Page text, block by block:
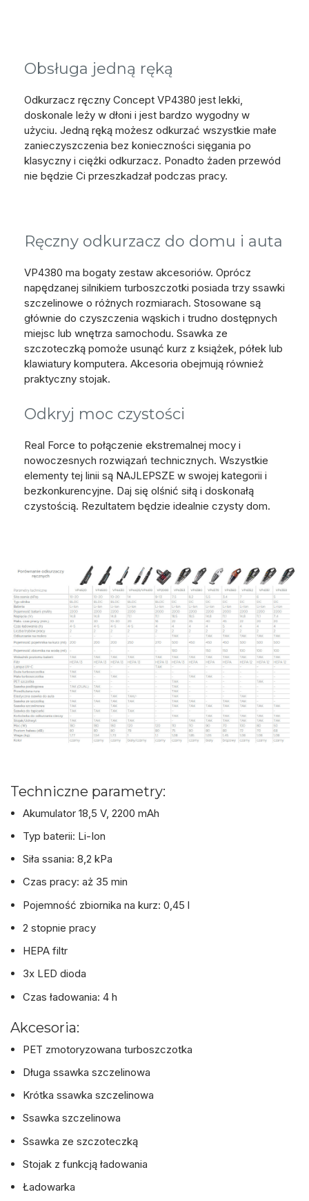
Obsługa jedną ręką
Odkurzacz ręczny Concept VP4380 jest lekki,
doskonale leży w dłoni i jest bardzo wygodny w
użyciu. Jedną ręką możesz odkurzać wszystkie małe
zanieczyszczenia bez konieczności sięgania po
klasyczny i ciężki odkurzacz. Ponadto żaden przewód
nie będzie Ci przeszkadzał podczas pracy.
Ręczny odkurzacz do domu i auta
VP4380 ma bogaty zestaw akcesoriów. Oprócz
napędzanej silnikiem turboszczotki posiada trzy ssawki
szczelinowe o różnych rozmiarach. Stosowane są
głównie do czyszczenia wąskich i trudno dostępnych
miejsc lub wnętrza samochodu. Ssawka ze
szczoteczką pomoże usunąć kurz z książek, półek lub
klawiatury komputera. Akcesoria obejmują również
praktyczny stojak.
Odkryj moc czystości
Real Force to połączenie ekstremalnej mocy i
nowoczesnych rozwiązań technicznych. Wszystkie
elementy tej linii są NAJLEPSZE w swojej kategorii i
bezkonkurencyjne. Daj się olśnić siłą i doskonałą
czystością. Rezultatem będzie idealnie czysty dom.
Techniczne parametry:
Akumulator 18,5 V, 2200 mAh
Typ baterii: Li-Ion
Siła ssania: 8,2 kPa
Czas pracy: aż 35 min
Pojemność zbiornika na kurz: 0,45 l
2 stopnie pracy
HEPA filtr
3x LED dioda
Czas ładowania: 4 h
Akcesoria:
PET zmotoryzowana turboszczotka
Długa ssawka szczelinowa
Krótka ssawka szczelinowa
Ssawka szczelinowa
Ssawka ze szczoteczką
Stojak z funkcją ładowania
Ładowarka